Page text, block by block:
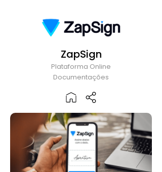
ZapSign
Plataforma Online
Documentações